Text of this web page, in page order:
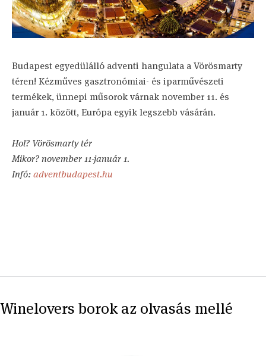
Budapest egyedülálló adventi hangulata a Vörösmarty
téren! Kézműves gasztronómiai- és iparművészeti
termékek, ünnepi műsorok várnak november 11. és
január 1. között, Európa egyik legszebb vásárán.
Hol? Vörösmarty tér
Mikor? november 11-január 1.
Infó:adventbudapest.hu
Winelovers borok az olvasás mellé